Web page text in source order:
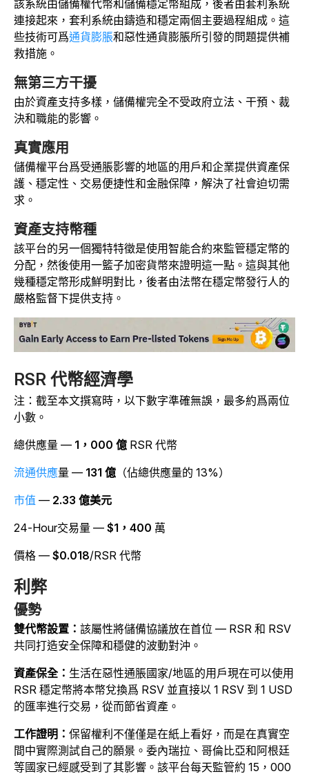
該系統由儲備權代幣和儲備穩定幣組成，後者由套利系統
連接起來，套利系統由鑄造和穩定兩個主要過程組成。這
些技術可爲通貨膨脹和惡性通貨膨脹所引發的問題提供補
救措施。
無第三方干擾
由於資產支持多樣，儲備權完全不受政府立法、干預、裁
決和職能的影響。
真實應用
儲備權平台爲受通脹影響的地區的用戶和企業提供資產保
護、穩定性、交易便捷性和金融保障，解決了社會迫切需
求。
資產支持幣種
該平台的另一個獨特特徵是使用智能合約來監管穩定幣的
分配，然後使用一籃子加密貨幣來證明這一點。這與其他
幾種穩定幣形成鮮明對比，後者由法幣在穩定幣發行人的
嚴格監督下提供支持。
RSR 代幣經濟學
注：截至本文撰寫時，以下數字準確無誤，最多約爲兩位
小數。
總供應量 — 1，000 億 RSR 代幣
流通供應量 — 131 億 （佔總供應量的 13%）
市值 — 2.33 億美元
24-Hour交易量 — $1，400 萬
價格 — $0.018/RSR 代幣
利弊
優勢
雙代幣設置： 該屬性將儲備協議放在首位 — RSR 和 RSV
共同打造安全保障和穩健的波動對沖。
資產保全： 生活在惡性通脹國家/地區的用戶現在可以使用
RSR 穩定幣將本幣兌換爲 RSV 並直接以 1 RSV 到 1 USD
的匯率進行交易，從而節省資產。
工作證明： 保留權利不僅僅是在紙上看好，而是在真實空
間中實際測試自己的願景。委內瑞拉、哥倫比亞和阿根廷
等國家已經感受到了其影響。該平台每天監管約 15，000